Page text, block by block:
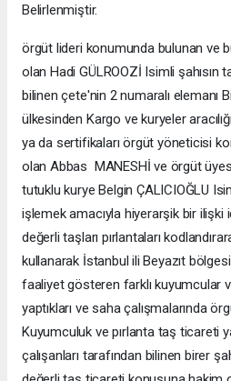
Belirlenmiştir.
örgüt lideri konumunda bulunan ve
olan Hadi GÜLROOZİ Isimli şahısın
bilinen çete'nin 2 numaralı elemanı
ülkesinden Kargo ve kuryeler
ya da sertifikaları örgüt yöneticisi
olan Abbas MANESHİ ve örgüt
tutuklu kurye Belgin ÇALICIOĞLU
işlemek amacıyla hiyerarşik bir ilişki
değerli taşları pırlantaları
kullanarak İstanbul ili Beyazıt
faaliyet gösteren farklı kuyumcular ve
yaptıkları ve saha çalışmalarında
Kuyumculuk ve pırlanta taş ticareti
çalışanları tarafından bilinen birer